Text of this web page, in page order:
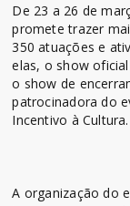
De 23 a 26 de
promete trazer
350 atuações e
elas, o show
o show de
patrocinadora do
Incentivo à Cultura.
A organização do